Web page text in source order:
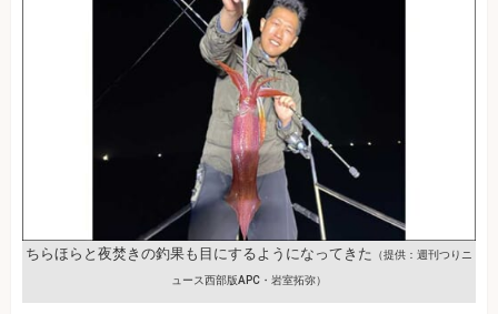
ちらほらと夜焚きの釣果も目にするようになってきた （提供：週刊つりニ
ュース西部版APC・岩室拓弥）